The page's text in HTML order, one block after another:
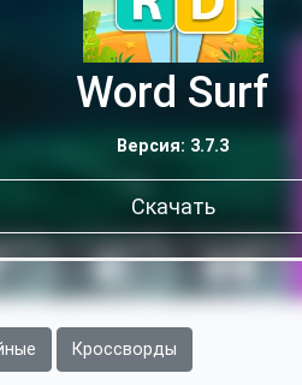
Word Surf
Версия: 3.7.3
Скачать
Кроссворды